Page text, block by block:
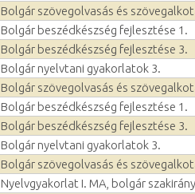
Bolgár szövegolvasás és
Bolgár beszédkészség fejlesztése 1.
Bolgár beszédkészség fejlesztése 3.
Bolgár nyelvtani gyakorlatok 3.
Bolgár szövegolvasás és
Bolgár beszédkészség fejlesztése 1.
Bolgár beszédkészség fejlesztése 3.
Bolgár nyelvtani gyakorlatok 3.
Bolgár szövegolvasás és
Nyelvgyakorlat I. MA, bolgár szakirány